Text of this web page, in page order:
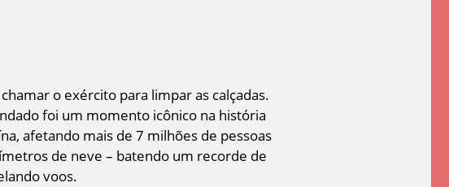
o exército para limpar as calçadas.
foi um momento icônico na história
afetando mais de 7 milhões de pessoas
de neve – batendo um recorde de
voos.